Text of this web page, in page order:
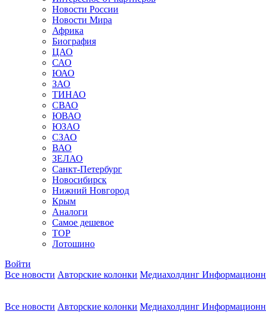
Новости России
Новости Мира
Африка
Биография
ЦАО
САО
ЮАО
ЗАО
ТИНАО
СВАО
ЮВАО
ЮЗАО
СЗАО
ВАО
ЗЕЛАО
Санкт-Петербург
Новосибирск
Нижний Новгород
Крым
Аналоги
Самое дешевое
TOP
Лотошино
Войти
Все новости Авторские колонки Медиахолдинг
Все новости Авторские колонки Медиахолдинг